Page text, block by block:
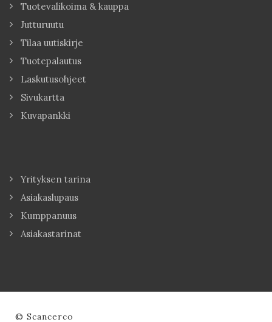
Tuotevalikoima & kauppa
Jutturuutu
Tilaa uutiskirje
Tuotepalautus
Laskutusohjeet
Sivukartta
Kuvapankki
Yrityksen tarina
Asiakaslupaus
Kumppanuus
Asiakastarinat
© Scancerco